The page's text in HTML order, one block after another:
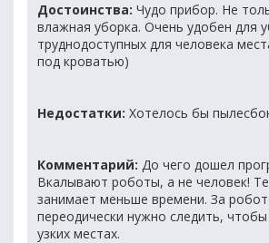
Достоинства: Чудо прибор. Не
влажная уборка. Очень удобен для
труднодоступных для человека
под кроватью)
Недостатки: Хотелось бы
Комментарий: До чего дошел
Вкалывают роботы, а не человек!
занимает меньше времени. За
переодически нужно следить, чтобы
узких местах.